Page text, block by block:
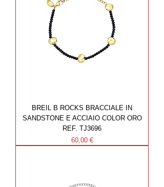
BREIL B ROCKS BRACCIALE IN
SANDSTONE E ACCIAIO COLOR ORO
REF. TJ3696
Prezzo
60,00 €